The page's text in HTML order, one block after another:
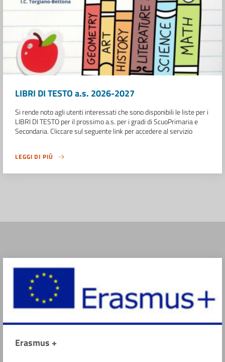
LIBRI DI TESTO a.s. 2026-2027
Si rende noto agli utenti interessati che sono disponibili le liste per i
LIBRI DI TESTO per il prossimo a.s. per i gradi di ScuoPrimaria e
Secondaria. Cliccare sul seguente link per accedere al servizio
LEGGI DI PIÙ
Erasmus +